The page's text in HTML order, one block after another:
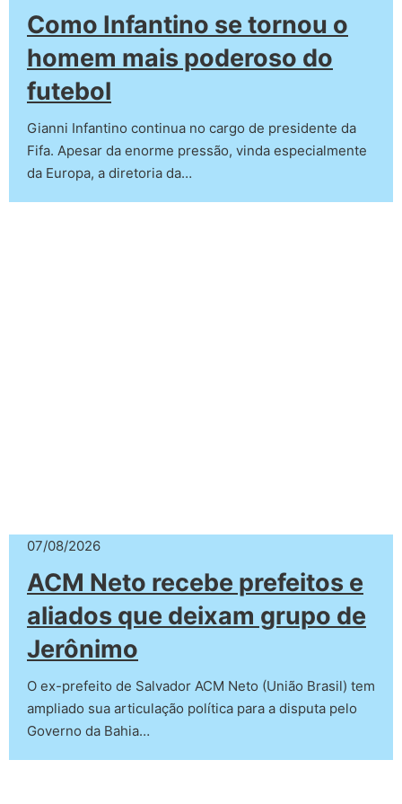
Como Infantino se tornou o
homem mais poderoso do
futebol
Gianni Infantino continua no cargo de presidente da
Fifa. Apesar da enorme pressão, vinda especialmente
da Europa, a diretoria da…
07/08/2026
ACM Neto recebe prefeitos e
aliados que deixam grupo de
Jerônimo
O ex-prefeito de Salvador ACM Neto (União Brasil) tem
ampliado sua articulação política para a disputa pelo
Governo da Bahia…